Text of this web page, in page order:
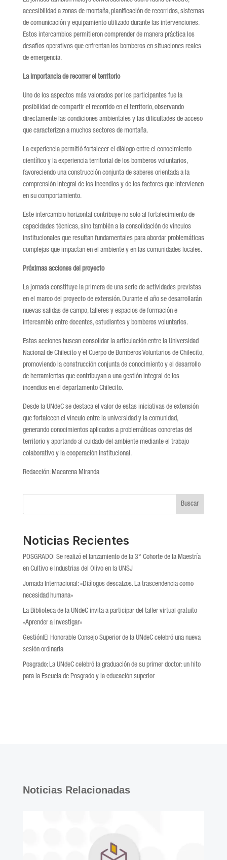
accesibilidad a zonas de montaña, planificación de recorridos, sistemas
de comunicación y equipamiento utilizado durante las intervenciones.
Estos intercambios permitieron comprender de manera práctica los
desafíos operativos que enfrentan los bomberos en situaciones reales
de emergencia.
La importancia de recorrer el territorio
Uno de los aspectos más valorados por los participantes fue la
posibilidad de compartir el recorrido en el territorio, observando
directamente las condiciones ambientales y las dificultades de acceso
que caracterizan a muchos sectores de montaña.
La experiencia permitió fortalecer el diálogo entre el conocimiento
científico y la experiencia territorial de los bomberos voluntarios,
favoreciendo una construcción conjunta de saberes orientada a la
comprensión integral de los incendios y de los factores que intervienen
en su comportamiento.
Este intercambio horizontal contribuye no solo al fortalecimiento de
capacidades técnicas, sino también a la consolidación de vínculos
institucionales que resultan fundamentales para abordar problemáticas
complejas que impactan en el ambiente y en las comunidades locales.
Próximas acciones del proyecto
La jornada constituye la primera de una serie de actividades previstas
en el marco del proyecto de extensión. Durante el año se desarrollarán
nuevas salidas de campo, talleres y espacios de formación e
intercambio entre docentes, estudiantes y bomberos voluntarios.
Estas acciones buscan consolidar la articulación entre la Universidad
Nacional de Chilecito y el Cuerpo de Bomberos Voluntarios de Chilecito,
promoviendo la construcción conjunta de conocimiento y el desarrollo
de herramientas que contribuyan a una gestión integral de los
incendios en el departamento Chilecito.
Desde la UNdeC se destaca el valor de estas iniciativas de extensión
que fortalecen el vínculo entre la universidad y la comunidad,
generando conocimientos aplicados a problemáticas concretas del
territorio y aportando al cuidado del ambiente mediante el trabajo
colaborativo y la cooperación institucional.
Redacción: Macarena Miranda
Buscar
Noticias Recientes
POSGRADO| Se realizó el lanzamiento de la 3° Cohorte de la Maestría
en Cultivo e Industrias del Olivo en la UNSJ
Jornada Internacional: «Diálogos descalzos. La trascendencia como
necesidad humana»
La Biblioteca de la UNdeC invita a participar del taller virtual gratuito
«Aprender a investigar»
Gestión|El Honorable Consejo Superior de la UNdeC celebró una nueva
sesión ordinaria
Posgrado: La UNdeC celebró la graduación de su primer doctor: un hito
para la Escuela de Posgrado y la educación superior
Noticias Relacionadas